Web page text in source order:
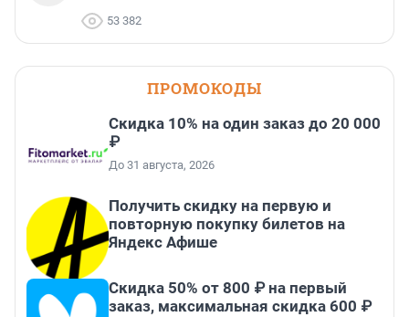
53 382
ПРОМОКОДЫ
Скидка 10% на один заказ до 20 000
₽
До 31 августа, 2026
Получить скидку на первую и
повторную покупку билетов на
Яндекс Афише
Скидка 50% от 800 ₽ на первый
заказ, максимальная скидка 600 ₽